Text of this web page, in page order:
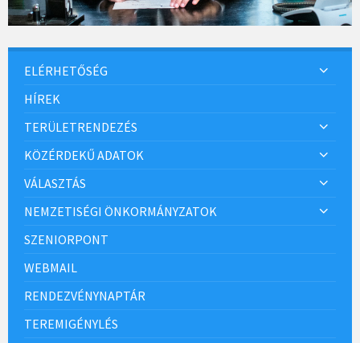
ELÉRHETŐSÉG
HÍREK
TERÜLETRENDEZÉS
KÖZÉRDEKŰ ADATOK
VÁLASZTÁS
NEMZETISÉGI ÖNKORMÁNYZATOK
SZENIORPONT
WEBMAIL
RENDEZVÉNYNAPTÁR
TEREMIGÉNYLÉS